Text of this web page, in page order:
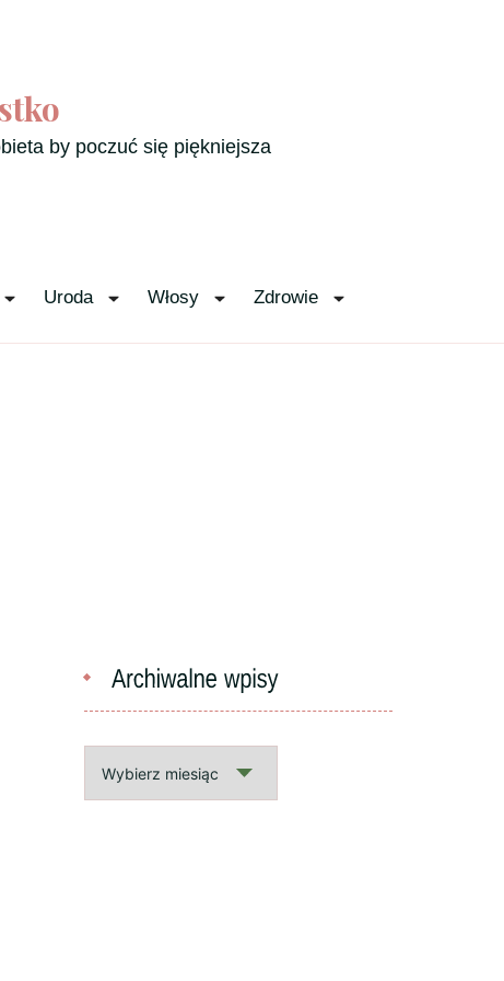
by poczuć się piękniejsza
Uroda Włosy Zdrowie
wpisy